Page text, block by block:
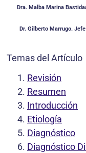
Dra. Malba Marina
Dr. Gilberto Marrugo.
Temas del Artículo
Revisión
Resumen
Introducción
Etiología
Diagnóstico
Diagnóstico